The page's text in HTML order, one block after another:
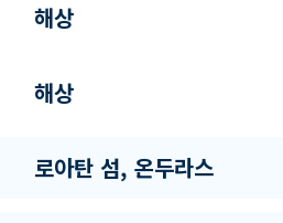
해상
해상
로아탄 섬, 온두라스